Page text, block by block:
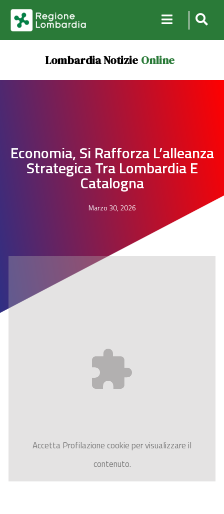
Lombardia Notizie Online
Economia, Si Rafforza L’alleanza
Strategica Tra Lombardia E
Catalogna
Marzo 30, 2026
AccettaProfilazionecookie per visualizzare il
contenuto.